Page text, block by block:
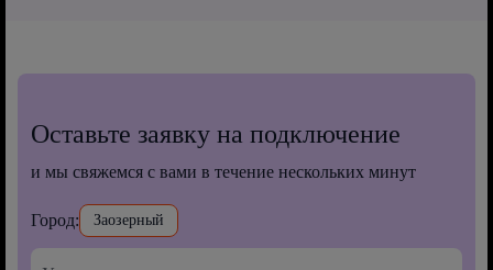
Оставьте заявку на подключение
и мы свяжемся с вами в течение нескольких минут
Город: Заозерный